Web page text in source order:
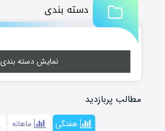
دسته بندی
نمایش دسته بندی
مطالب پربازدید
هفتگی ماهانه